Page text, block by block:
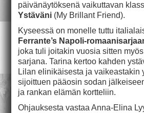
päivänäytöksenä vaikuttavan
Ystäväni(My Brillant Friend).
Kyseessä on monelle tuttu
Ferrante’s Napoli-
joka tuli joitakin vuosia sitten
sarjana. Tarina kertoo kahden
Lilan elinikäisesta ja vaikeastakin
sijoittuen pääosin sodan
ja rankan elämän kortteliin.
Ohjauksesta vastaa Anna-Elina